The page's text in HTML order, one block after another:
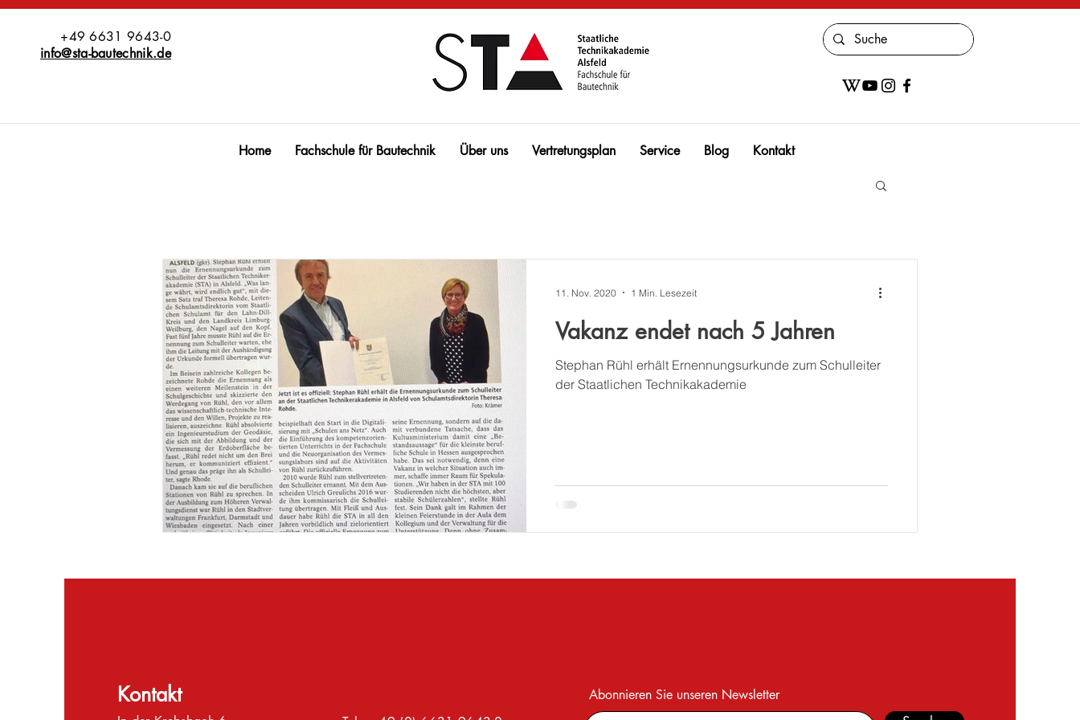
+49 6631 9643-0
info@sta-bautechnik.de
Home Fachschule für Bautechnik Über uns Vertretungsplan Service Blog Kontakt
Vakanz endet nach 5 Jahren
Stephan Rühl erhält Ernennungsurkunde zum Schulleiter
der Staatlichen Technikakademie
11. Nov. 2020 1 Min. Lesezeit
Kontakt Abonnieren Sie unseren Newsletter